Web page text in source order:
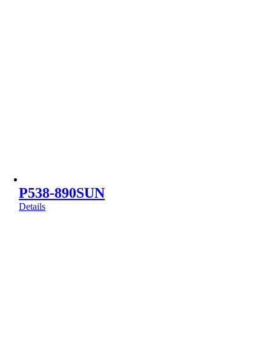
P538-890SUN
Details